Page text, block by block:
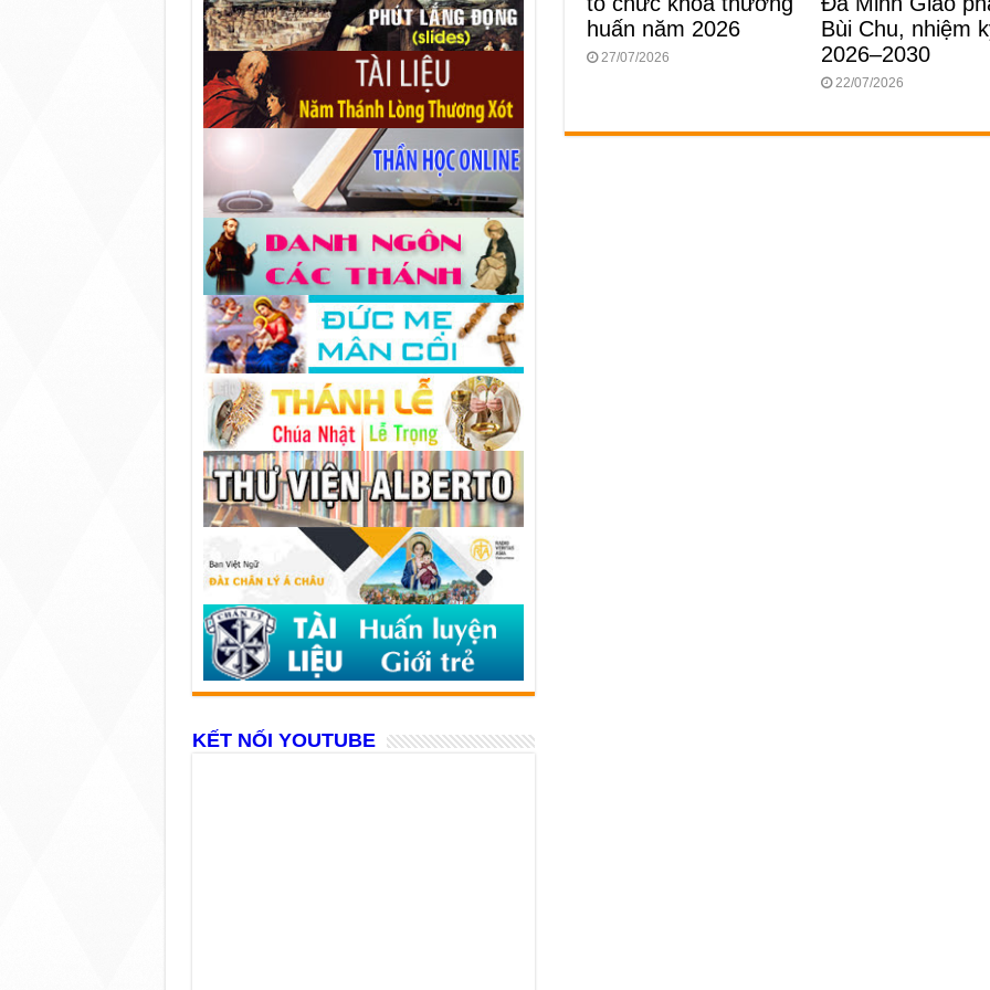
huấn năm 2026
27/07/2026
Bùi Chu, nhiệm
2026–2030
22/07/2026
KẾT NỐI YOUTUBE